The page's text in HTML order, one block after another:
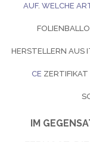
AUF. WELCHE
HERSTELLERN AUS
CE ZERTIFIKAT
IM